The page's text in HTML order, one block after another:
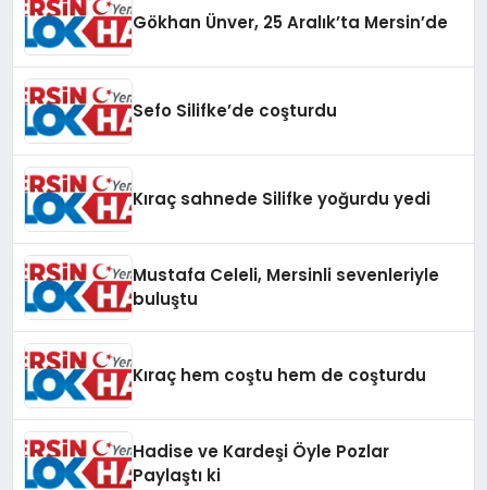
Gökhan Ünver, 25 Aralık’ta Mersin’de
Sefo Silifke’de coşturdu
Kıraç sahnede Silifke yoğurdu yedi
Mustafa Celeli, Mersinli sevenleriyle
buluştu
Kıraç hem coştu hem de coşturdu
Hadise ve Kardeşi Öyle Pozlar
Paylaştı ki